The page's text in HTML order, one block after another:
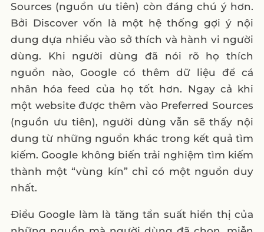
Sources (nguồn ưu tiên) còn đáng chú ý hơn.
Bởi Discover vốn là một hệ thống gợi ý nội
dung dựa nhiều vào sở thích và hành vi người
dùng. Khi người dùng đã nói rõ họ thích
nguồn nào, Google có thêm dữ liệu để cá
nhân hóa feed của họ tốt hơn. Ngay cả khi
một website được thêm vào Preferred Sources
(nguồn ưu tiên), người dùng vẫn sẽ thấy nội
dung từ những nguồn khác trong kết quả tìm
kiếm. Google không biến trải nghiệm tìm kiếm
thành một “vùng kín” chỉ có một nguồn duy
nhất.
Điều Google làm là tăng tần suất hiển thị của